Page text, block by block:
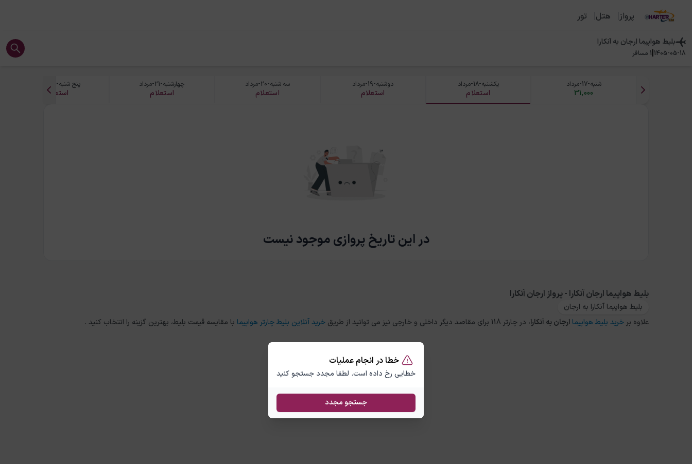
خطا در انجام عملیات
خطایی رخ داده است. لطفا مجدد جستجو کنید
جستجو مجدد
پرواز هتل تور
بلیط هواپیماارجان بهآنکارا
1405-05-18
|
1 مسافر
شنبه-17-مرداد
31,000
یکشنبه-18-مرداد
استعلام
دوشنبه-19-مرداد
استعلام
سه شنبه-20-مرداد
استعلام
چهارشنبه-21-مرداد
استعلام
پنج شنبه-22-مرداد
استعلام
در این تاریخ پروازی موجود نیست
بلیط هواپیما ارجان آنکارا - پرواز ارجان آنکارا
بلیط هواپیما آنکارا به ارجان
علاوه بر خرید بلیط هواپیما ارجانبه آنکارا، در چارتر 118 برای مقاصد دیگر داخلی و خارجی نیز می توانید از طریق خرید آنلاین بلیط چارتر هواپیما با مقایسه قیمت بلیط، بهترین گزینه را انتخاب کنید .